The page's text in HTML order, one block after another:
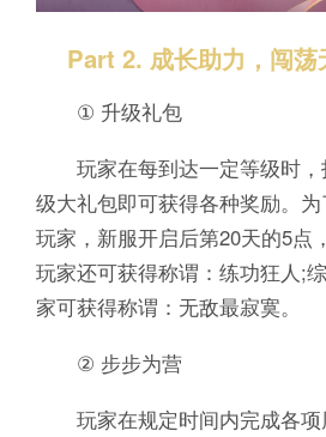
Part 2. 成长助力，闯荡
① 升级礼包
玩家在每到达一定等级时，
级大礼包即可获得各种奖励。
玩家，新服开启后第20天的5点
玩家还可获得称谓：练功狂人;
家可获得称谓：无敌最寂寞。
② 步步为营
玩家在规定时间内完成各项